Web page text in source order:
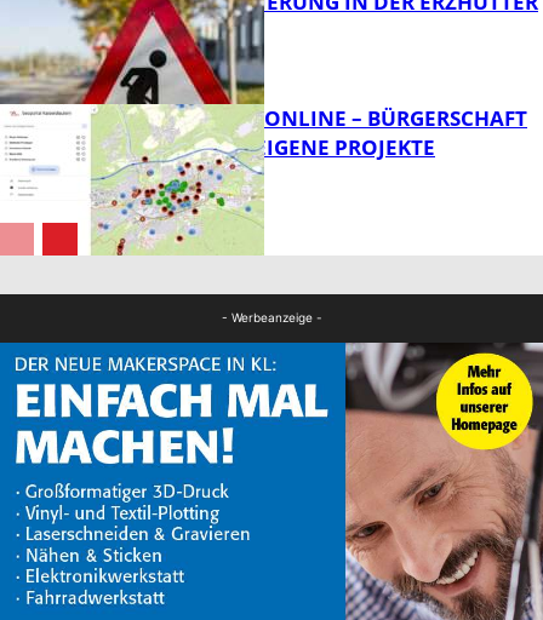
FB News
FB News
STRASSE
GEOPORTAL ONLINE – BÜRGERSCHAFT
KANN NUN EIGENE PROJEKTE
EINTRAGEN
- Werbeanzeige -